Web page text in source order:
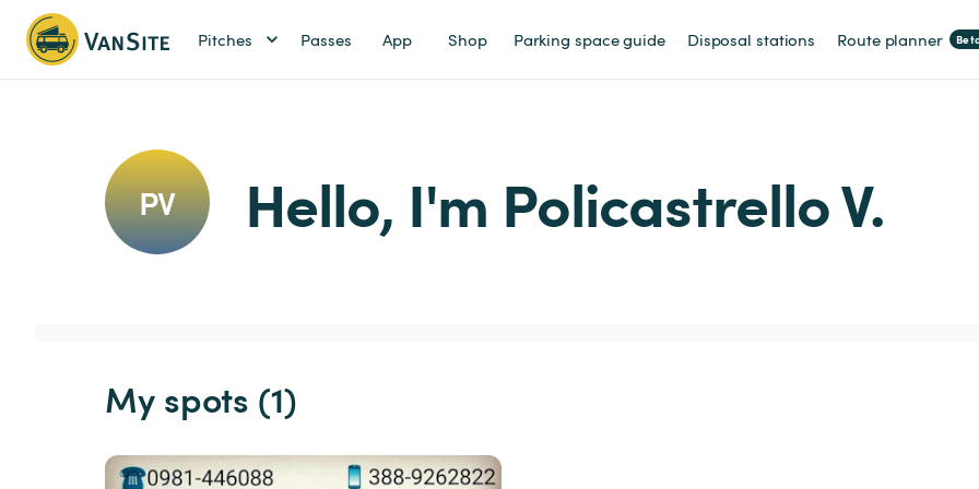
Pitches Passes App Shop Parking space guide Disposal stations Route planner
PV Hello, I'm Policastrello V.
My spots (1)